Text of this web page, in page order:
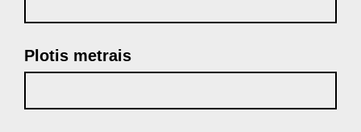
Plotis metrais